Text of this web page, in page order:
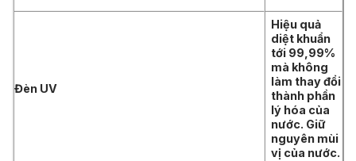
Đèn UV
Hiệu quả
diệt khuẩn
tới 99,99%
mà không
làm thay đổi
thành phần
lý hóa của
nước. Giữ
nguyên mùi
vị của nước.